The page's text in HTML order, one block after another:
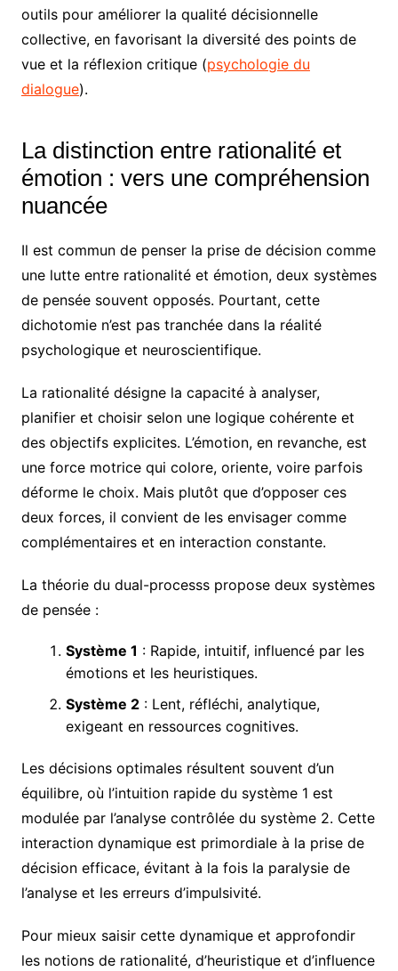
outils pour améliorer la qualité décisionnelle
collective, en favorisant la diversité des points de
vue et la réflexion critique (psychologie du
dialogue).
La distinction entre rationalité et
émotion : vers une compréhension
nuancée
Il est commun de penser la prise de décision comme
une lutte entre rationalité et émotion, deux systèmes
de pensée souvent opposés. Pourtant, cette
dichotomie n’est pas tranchée dans la réalité
psychologique et neuroscientifique.
La rationalité désigne la capacité à analyser,
planifier et choisir selon une logique cohérente et
des objectifs explicites. L’émotion, en revanche, est
une force motrice qui colore, oriente, voire parfois
déforme le choix. Mais plutôt que d’opposer ces
deux forces, il convient de les envisager comme
complémentaires et en interaction constante.
La théorie du dual-processs propose deux systèmes
de pensée :
Système 1 : Rapide, intuitif, influencé par les
émotions et les heuristiques.
Système 2: Lent, réfléchi, analytique,
exigeant en ressources cognitives.
Les décisions optimales résultent souvent d’un
équilibre, où l’intuition rapide du système 1 est
modulée par l’analyse contrôlée du système 2. Cette
interaction dynamique est primordiale à la prise de
décision efficace, évitant à la fois la paralysie de
l’analyse et les erreurs d’impulsivité.
Pour mieux saisir cette dynamique et approfondir
les notions de rationalité, d’heuristique et d’influence